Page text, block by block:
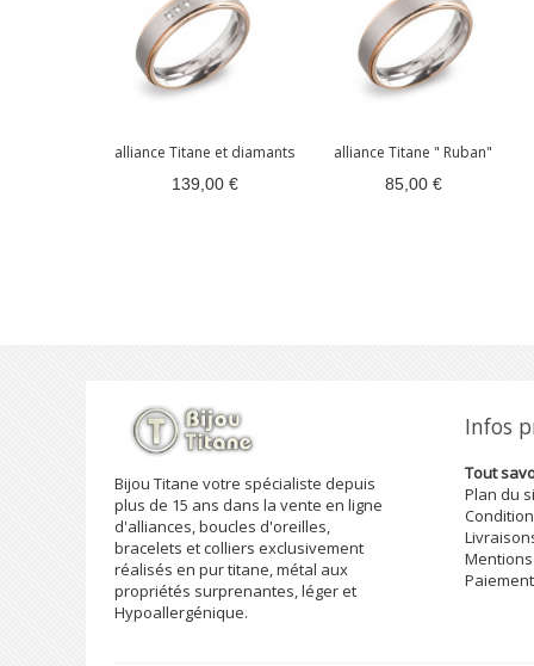
alliance Titane et diamants
139,00 €
alliance Titane " Ruban"
85,00 €
Bijou Titane votre spécialiste depuis
plus de 15 ans dans la vente en ligne
d'alliances, boucles d'oreilles,
bracelets et colliers exclusivement
réalisés en pur titane, métal aux
propriétés surprenantes, léger et
Hypoallergénique.
Infos
Tout
Plan du